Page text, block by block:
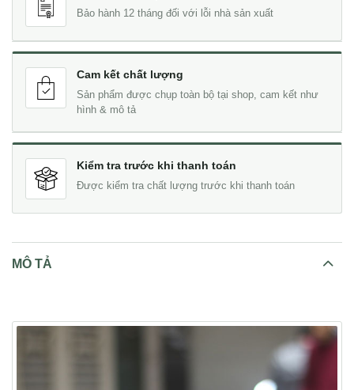
Bảo hành 12 tháng đối với lỗi nhà sản xuất
Cam kết chất lượng
Sản phẩm được chụp toàn bộ tại shop, cam kết như
hình & mô tả
Kiểm tra trước khi thanh toán
Được kiểm tra chất lượng trước khi thanh toán
MÔ TẢ